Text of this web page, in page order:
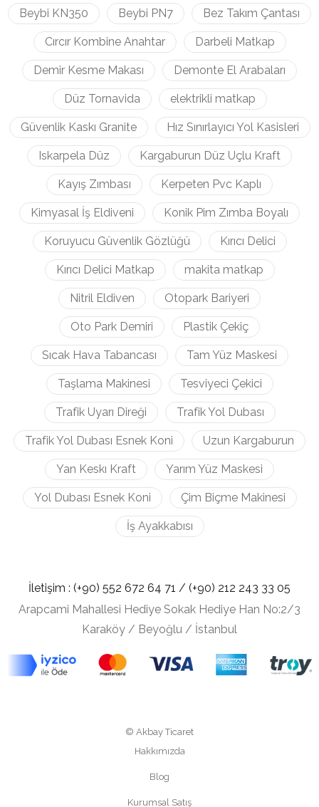
Beybi KN350 Beybi PN7 Bez Takım Çantası
Cırcır Kombine Anahtar Darbeli Matkap
Demir Kesme Makası Demonte El Arabaları
Düz Tornavida elektrikli matkap
Güvenlik Kaskı Granite Hız Sınırlayıcı Yol Kasisleri
Iskarpela Düz Kargaburun Düz Uçlu Kraft
Kayış Zımbası Kerpeten Pvc Kaplı
Kimyasal İş Eldiveni Konik Pim Zımba Boyalı
Koruyucu Güvenlik Gözlüğü Kırıcı Delici
Kırıcı Delici Matkap makita matkap
Nitril Eldiven Otopark Bariyeri
Oto Park Demiri Plastik Çekiç
Sıcak Hava Tabancası Tam Yüz Maskesi
Taşlama Makinesi Tesviyeci Çekici
Trafik Uyarı Direği Trafik Yol Dubası
Trafik Yol Dubası Esnek Koni Uzun Kargaburun
Yan Keskı Kraft Yarım Yüz Maskesi
Yol Dubası Esnek Koni Çim Biçme Makinesi
İş Ayakkabısı
İletişim : (+90) 552 672 64 71 / (+90) 212 243 33 05
Arapcami Mahallesi Hediye Sokak Hediye Han No:2/3
Karaköy / Beyoğlu / İstanbul
© Akbay Ticaret
Hakkımızda
Blog
Kurumsal Satış